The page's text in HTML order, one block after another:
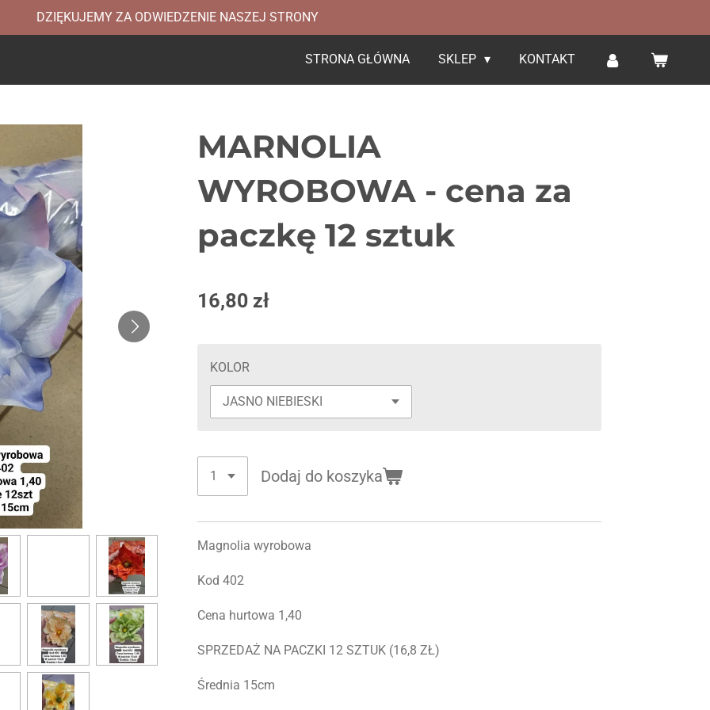
DZIĘKUJEMY ZA ODWIEDZENIE NASZEJ STRONY
STRONA GŁÓWNA SKLEP KONTAKT
MARNOLIA
WYROBOWA - cena za
paczkę 12 sztuk
16,80 zł
KOLOR
Dodaj do koszyka
Magnolia wyrobowa
Kod 402
Cena hurtowa 1,40
SPRZEDAŻ NA PACZKI 12 SZTUK (16,8 ZŁ)
Średnia 15cm